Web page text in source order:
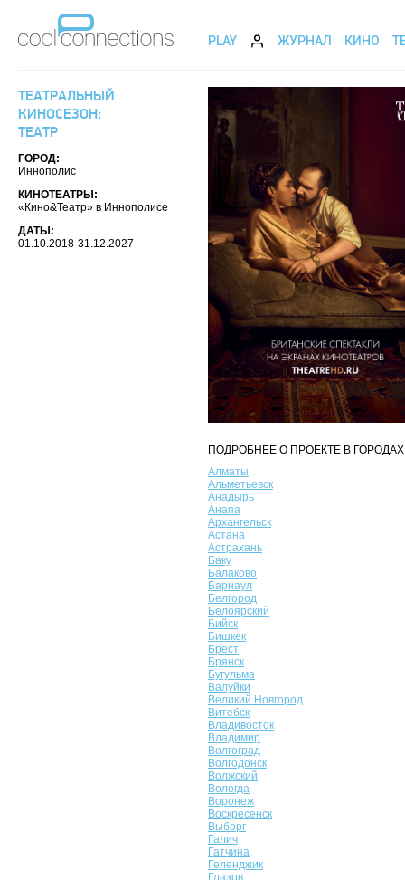
PLAY ЖУРНАЛ КИНО
ТЕАТРАЛЬНЫЙ
КИНОСЕЗОН:
ТЕАТР
ГОРОД:
Иннополис
КИНОТЕАТРЫ:
«Кино&Театр» в Иннополисе
ДАТЫ:
01.10.2018-31.12.2027
ПОДРОБНЕЕ О ПРОЕКТЕ В
Алматы
Альметьевск
Анадырь
Анапа
Архангельск
Астана
Астрахань
Баку
Балаково
Барнаул
Белгород
Белоярский
Бийск
Бишкек
Брест
Брянск
Бугульма
Валуйки
Великий Новгород
Витебск
Владивосток
Владимир
Волгоград
Волгодонск
Волжский
Вологда
Воронеж
Воскресенск
Выборг
Галич
Гатчина
Геленджик
Глазов